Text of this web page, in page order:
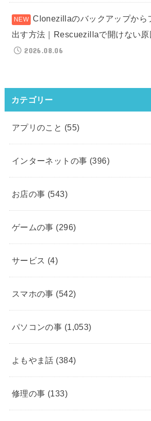
Clonezillaのバックアップから
出す方法｜Rescuezillaで開けない
2026.08.06
カテゴリー
アプリのこと (55)
インターネットの事 (396)
お店の事 (543)
ゲームの事 (296)
サービス (4)
スマホの事 (542)
パソコンの事 (1,053)
よもやま話 (384)
修理の事 (133)